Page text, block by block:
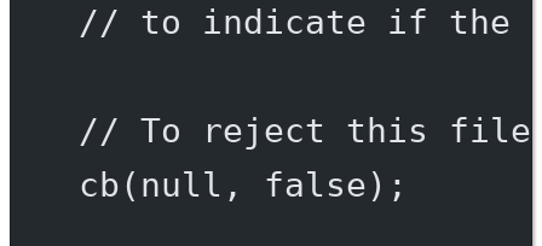
// to indicate if the
// To reject this file
cb( null , false);